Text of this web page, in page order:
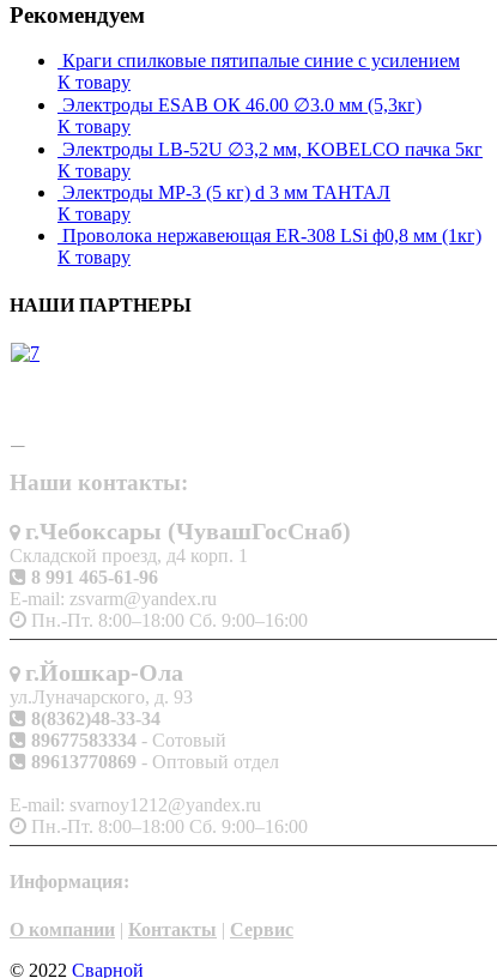
Рекомендуем
Краги спилковые пятипалые синие с усилением
К товару
Электроды ESAB ОК 46.00 ∅3.0 мм (5,3кг)
К товару
Электроды LB-52U ∅3,2 мм, KOBELCO пачка 5кг
К товару
Электроды МР-3 (5 кг) d 3 мм ТАНТАЛ
К товару
Проволока нержавеющая ER-308 LSi ф0,8 мм (1кг)
К товару
НАШИ ПАРТНЕРЫ
Наши контакты:
г.Чебоксары (ЧувашГосСнаб)
Складской проезд, д4 корп. 1
8 991 465-61-96
E-mail: zsvarm@yandex.ru
Пн.-Пт. 8:00–18:00 Сб. 9:00–16:00
г.Йошкар-Ола
ул.Луначарского, д. 93
8(8362)48-33-34
89677583334 - Сотовый
89613770869 - Оптовый отдел
E-mail: svarnoy1212@yandex.ru
Пн.-Пт. 8:00–18:00 Сб. 9:00–16:00
Информация:
О компании | Контакты | Сервис
© 2022 Сварной